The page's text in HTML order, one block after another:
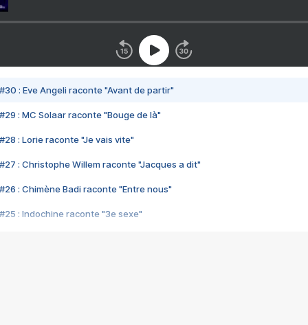
#30 : Eve Angeli raconte "Avant de partir"
#29 : MC Solaar raconte "Bouge de là"
#28 : Lorie raconte "Je vais vite"
#27 : Christophe Willem raconte "Jacques a dit"
#26 : Chimène Badi raconte "Entre nous"
#25 : Indochine raconte "3e sexe"